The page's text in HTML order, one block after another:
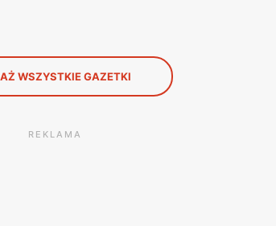
WSZYSTKIE GAZETKI
REKLAMA